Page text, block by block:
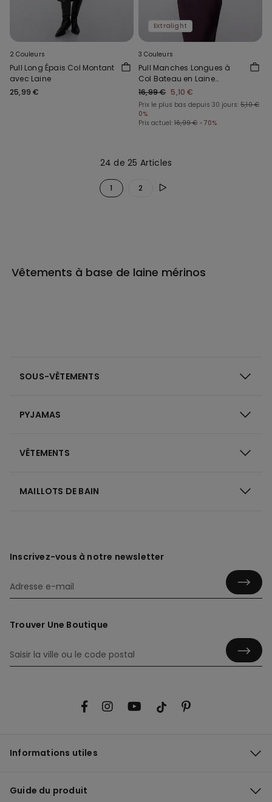
2 Couleurs
Pull Long Épais Col Montant
avec Laine
25,99 €
Extralight
3 Couleurs
Pull Manches Longues à
Col Bateau en Laine
Mérinos Lamée et Viscose
16,99 € 5,10 €
Prix le plus bas depuis 30 jours: 5,10 €
0%
Prix actuel: 16,99 € -70%
24 de 25 Articles
1 2
Vêtements à base de laine mérinos
SOUS-VÊTEMENTS
PYJAMAS
VÊTEMENTS
MAILLOTS DE BAIN
Inscrivez-vous à notre newsletter
Trouver Une Boutique
Informations utiles
Guide du produit